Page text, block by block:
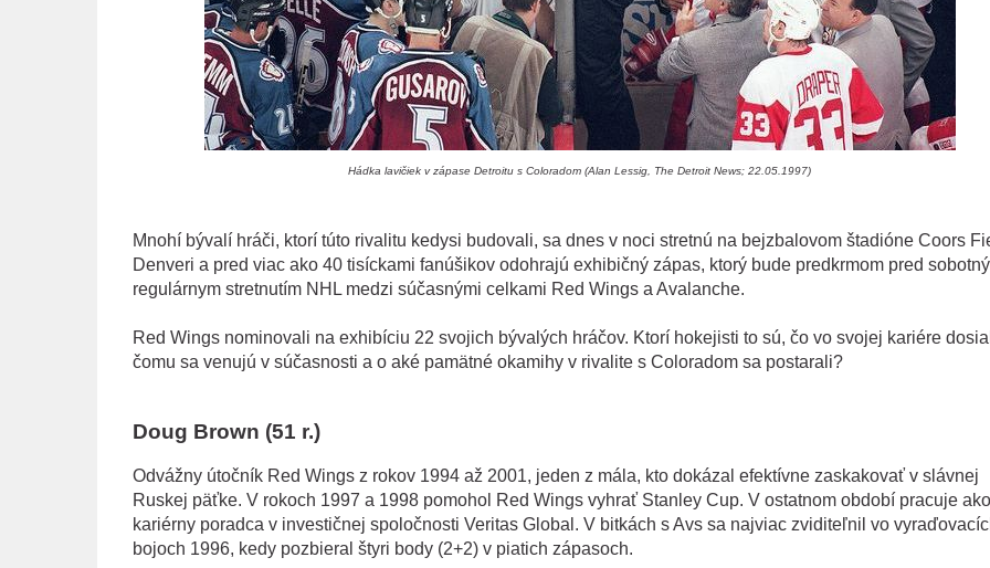
Hádka lavičiek v zápase Detroitu s Coloradom (Alan Lessig, The Detroit News; 22.05.1997)
Mnohí bývalí hráči, ktorí túto rivalitu kedysi budovali, sa dnes v noci stretnú na bejzbalovom štadióne Coors
Denveri a pred viac ako 40 tisíckami fanúšikov odohrajú exhibičný zápas, ktorý bude predkrmom pred
regulárnym stretnutím NHL medzi súčasnými celkami Red Wings a Avalanche.
Red Wings nominovali na exhibíciu 22 svojich bývalých hráčov. Ktorí hokejisti to sú, čo vo svojej kariére
čomu sa venujú v súčasnosti a o aké pamätné okamihy v rivalite s Coloradom sa postarali?
Doug Brown (51 r.)
Odvážny útočník Red Wings z rokov 1994 až 2001, jeden z mála, kto dokázal efektívne zaskakovať v slávnej
Ruskej päťke. V rokoch 1997 a 1998 pomohol Red Wings vyhrať Stanley Cup. V ostatnom období pracuje ako
kariérny poradca v investičnej spoločnosti Veritas Global. V bitkách s Avs sa najviac zviditeľnil vo
bojoch 1996, kedy pozbieral štyri body (2+2) v piatich zápasoch.